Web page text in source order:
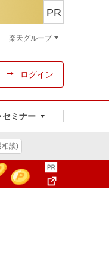
ログイン
セミナー
PR
楽天グループ
相談)